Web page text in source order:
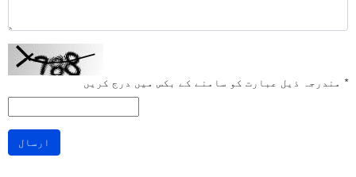
* مندرجہ ذیل عبارت کو سامنے کے بکس میں درج کریں
ارسال